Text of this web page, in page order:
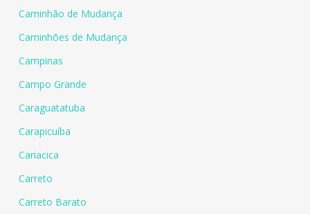
Caminhão de Mudança
Caminhões de Mudança
Campinas
Campo Grande
Caraguatatuba
Carapicuíba
Cariacica
Carreto
Carreto Barato